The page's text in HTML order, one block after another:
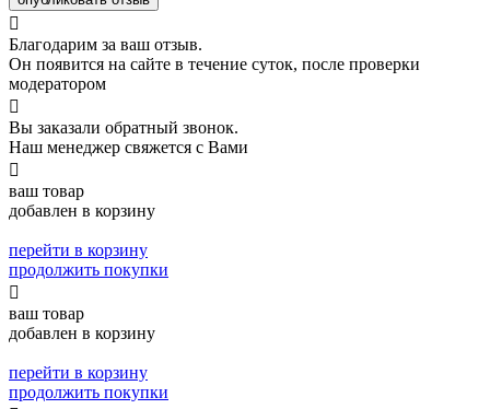

Благодарим за ваш отзыв.
Он появится на сайте в течение суток, после проверки
модератором

Вы заказали обратный звонок.
Наш менеджер свяжется с Вами

ваш товар
добавлен в корзину
перейти в корзину
продолжить покупки

ваш товар
добавлен в корзину
перейти в корзину
продолжить покупки